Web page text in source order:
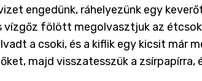
engedünk, ráhelyezünk egy
vízgőz fölött megolvasztjuk az
a csoki, és a kiflik egy kicsit már
majd visszatesszük a zsírpapírra,